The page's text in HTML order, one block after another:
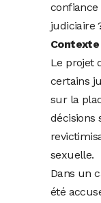
confiance
judiciaire
Contexte
Le projet
certains
sur la
décisions
sexuelle.
Dans un
été